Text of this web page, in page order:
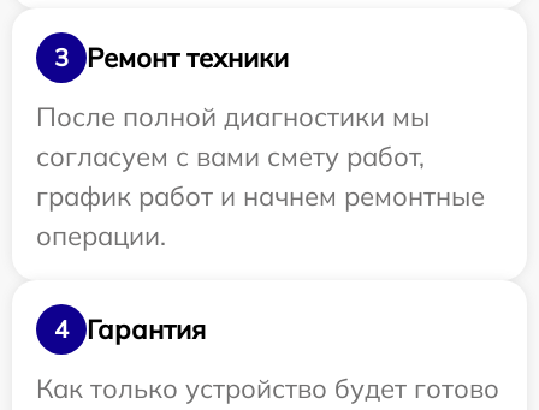
3
Ремонт техники
После полной диагностики мы
согласуем с вами смету работ,
график работ и начнем ремонтные
операции.
4
Гарантия
Как только устройство будет готово